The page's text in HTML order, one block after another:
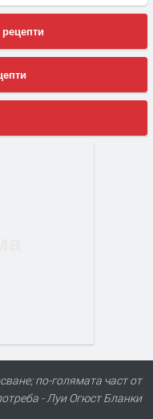
по-голямата част от
- Луи Огюст Бланки